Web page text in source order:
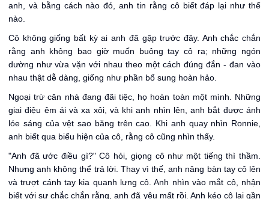
anh, và bằng cách nào đó, anh tin rằng cô biết đáp lại như thế
nào.
Cô không giống bất kỳ ai anh đã gặp trước đây. Anh chắc chắn
rằng anh không bao giờ muốn buông tay cô ra; những ngón
dường như vừa vặn với nhau theo một cách đúng đắn - đan vào
nhau thật dễ dàng, giống như phần bổ sung hoàn hảo.
Ngoại trừ căn nhà đang đãi tiệc, họ hoàn toàn một mình. Những
giai điệu êm ái và xa xôi, và khi anh nhìn lên, anh bắt được ánh
lóe sáng của vệt sao băng trên cao. Khi anh quay nhìn Ronnie,
anh biết qua biểu hiện của cô, rằng cô cũng nhìn thấy.
"Anh đã ước điều gì?" Cô hỏi, giọng cô như một tiếng thì thầm.
Nhưng anh không thể trả lời. Thay vì thế, anh nâng bàn tay cô lên
và trượt cánh tay kia quanh lưng cô. Anh nhìn vào mắt cô, nhận
biết với sự chắc chắn rằng, anh đã yêu mất rồi. Anh kéo cô lại gần